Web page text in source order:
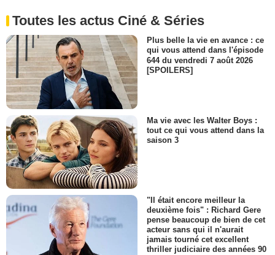
Toutes les actus Ciné & Séries
Plus belle la vie en avance : ce
qui vous attend dans l'épisode
644 du vendredi 7 août 2026
[SPOILERS]
Ma vie avec les Walter Boys :
tout ce qui vous attend dans la
saison 3
"Il était encore meilleur la
deuxième fois" : Richard Gere
pense beaucoup de bien de cet
acteur sans qui il n'aurait
jamais tourné cet excellent
thriller judiciaire des années 90